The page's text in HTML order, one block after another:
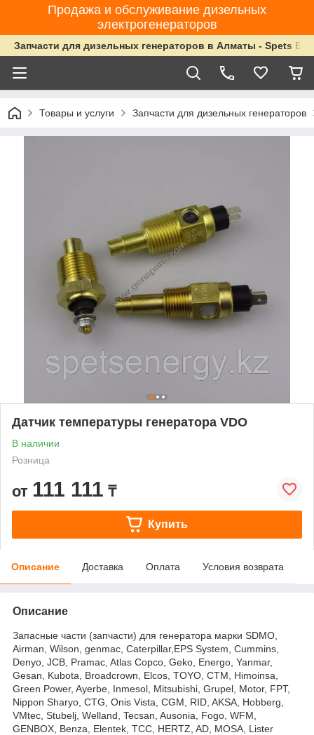
Продажа и обслуживание дизельных
электрогенераторов
Запчасти для дизельных генераторов в Алматы - Spets
Товары и услуги Запчасти для дизельных генераторов
Датчик температуры генератора VDO
В наличии
Розница
от 111 111 ₸
Купить
Описание Доставка Оплата Условия возврата
Описание
Запасные части (запчасти) для генератора марки SDMO,
Airman, Wilson, genmac, Caterpillar,EPS System, Cummins,
Denyo, JCB, Pramac, Atlas Copco, Geko, Energo, Yanmar,
Gesan, Kubota, Broadcrown, Elcos, TOYO, CTM, Himoinsa,
Green Power, Ayerbe, Inmesol, Mitsubishi, Grupel, Motor, FPT,
Nippon Sharyo, CTG, Onis Vista, CGM, RID, AKSA, Hobberg,
VMtec, Stubelj, Welland, Tecsan, Ausonia, Fogo, WFM,
GENBOX, Benza, Elentek, TCC, HERTZ, AD, MOSA, Lister